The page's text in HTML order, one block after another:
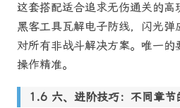
这套搭配适合追求无伤通关的高
黑客工具瓦解电子防线，闪光
对所有非战斗解决方案。唯一的
操作精准。
六、进阶技巧：不同章节